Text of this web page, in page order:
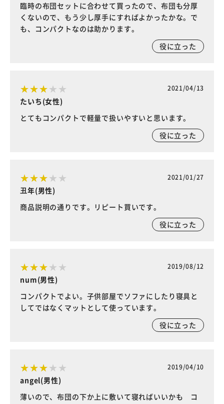
臨時の布団セットに合わせて買ったので、布団も分厚
くないので、もう少し厚手にすればよかったかな。で
も、コンパクトなのは助かります。
役に立った
2021/04/13
たいち(女性)
とてもコンパクトで軽量で扱いやすいと思います。
役に立った
2021/01/27
丑年(男性)
商品説明の通りです。リピート買いです。
役に立った
2019/08/12
num(男性)
コンパクトでよい。子供部屋でソファにしたり寝具と
してではなくマットとして使っています。
役に立った
2019/04/10
angel(男性)
薄いので、布団の下か上に敷いて寝ればいいかも コ